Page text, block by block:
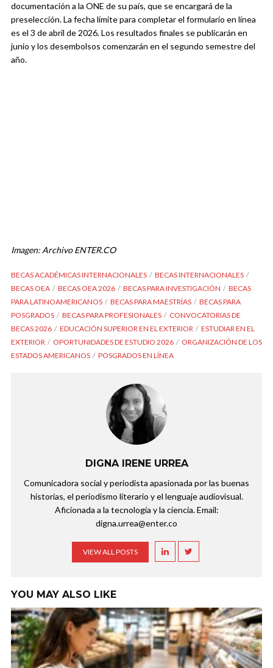
documentación a la ONE de su país, que se encargará de la
preselección. La fecha límite para completar el formulario en línea
es el 3 de abril de 2026. Los resultados finales se publicarán en
junio y los desembolsos comenzarán en el segundo semestre del
año.
Imagen: Archivo ENTER.CO
BECAS ACADÉMICAS INTERNACIONALES
BECAS INTERNACIONALES
BECAS OEA
BECAS OEA 2026 BECAS PARA INVESTIGACIÓN
BECAS
PARA LATINOAMERICANOS
BECAS PARA MAESTRÍAS
BECAS PARA
POSGRADOS
BECAS PARA PROFESIONALES
CONVOCATORIAS DE
BECAS 2026
EDUCACIÓN SUPERIOR EN EL EXTERIOR
ESTUDIAR EN EL
EXTERIOR
OPORTUNIDADES DE ESTUDIO 2026
ORGANIZACIÓN DE LOS
ESTADOS AMERICANOS
POSGRADOS EN LÍNEA
DIGNA IRENE URREA
Comunicadora social y periodista apasionada por las buenas
historias, el periodismo literario y el lenguaje audiovisual.
Aficionada a la tecnología y la ciencia. Email:
digna.urrea@enter.co
VIEW ALL POSTS
YOU MAY ALSO LIKE